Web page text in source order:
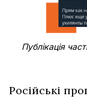
Публікація
Російські